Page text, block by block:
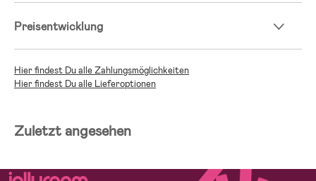
Preisentwicklung
Hier findest Du alle Zahlungsmöglichkeiten
Hier findest Du alle Lieferoptionen
Zuletzt angesehen